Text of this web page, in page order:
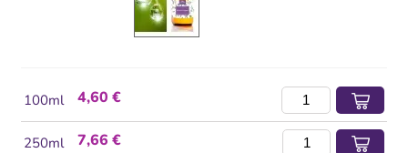
100ml 4,60 €
250ml 7,66 €